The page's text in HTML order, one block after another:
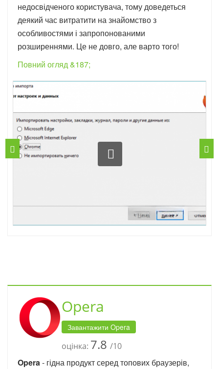
недосвідченого користувача, тому доведеться
деякий час витратити на знайомство з
особливостями і запропонованими
розширеннями. Це не довго, але варто того!
Повний огляд &187;
Opera
Завантажити Opera
оцінка: 7.8 /10
Opera- гідна продукт серед топових браузерів,